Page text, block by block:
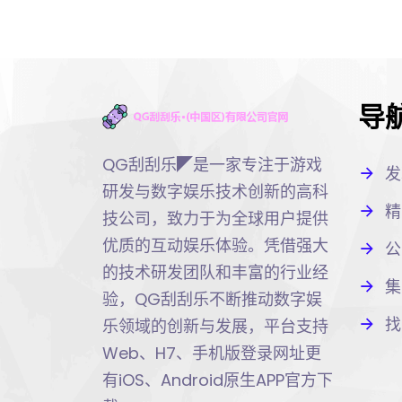
QG刮刮乐◤是一家专注于游戏
研发与数字娱乐技术创新的高科
技公司，致力于为全球用户提供
优质的互动娱乐体验。凭借强大
的技术研发团队和丰富的行业经
验，QG刮刮乐不断推动数字娱
乐领域的创新与发展，平台支持
Web、H7、手机版登录网址更
有iOS、Android原生APP官方下
导